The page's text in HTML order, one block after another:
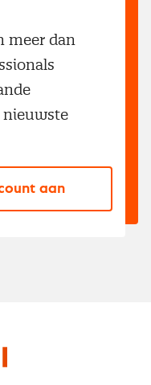
meer dan
nieuwste
aan